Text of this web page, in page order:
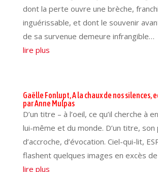
dont la perte ouvre une brèche,
inguérissable, et dont le souvenir
de sa survenue demeure infrangible…
lire plus
Gaëlle Fonlupt, A la chaux de nos silences,
par Anne Mulpas
D’un titre – à l’oeil, ce qu’il cherche à
lui-même et du monde. D’un titre, son
d’accroche, d’évocation. Ciel-qui-lit,
flashent quelques images en excès
lire plus